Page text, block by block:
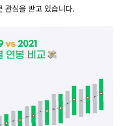
관심을 받고 있습니다.